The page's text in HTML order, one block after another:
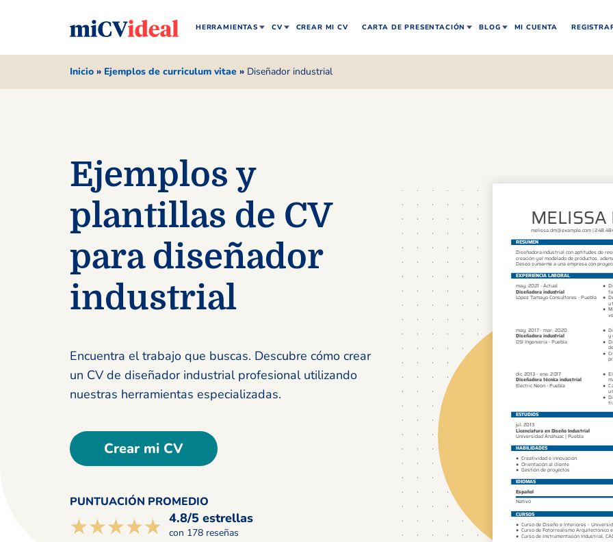
HERRAMIENTAS CV CREAR MI CV CARTA DE PRESENTACIÓN BLOG MI CUENTA
Inicio » Ejemplos de curriculum vitae » Diseñador industrial
Ejemplos y
plantillas de CV
para diseñador
industrial
Encuentra el trabajo que buscas. Descubre cómo crear
un CV de diseñador industrial profesional utilizando
nuestras herramientas especializadas.
Crear mi CV
PUNTUACIÓN PROMEDIO
☆☆☆☆☆
★★★★★ 4.8/5 estrellas
con 178 reseñas